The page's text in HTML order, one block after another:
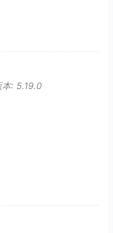
本: 5.19.0